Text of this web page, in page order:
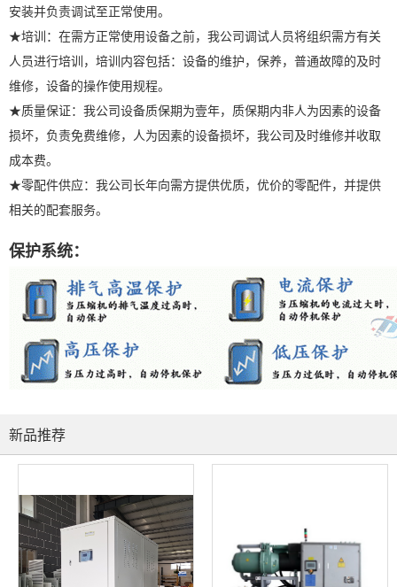
安装并负责调试至正常使用。
★培训：在需方正常使用设备之前，我公司调试人员将组织需方有关
人员进行培训，培训内容包括：设备的维护，保养，普通故障的及时
维修，设备的操作使用规程。
★质量保证：我公司设备质保期为壹年，质保期内非人为因素的设备
损坏，负责免费维修，人为因素的设备损坏，我公司及时维修并收取
成本费。
★零配件供应：我公司长年向需方提供优质，优价的零配件，并提供
相关的配套服务。
保护系统：
新品推荐